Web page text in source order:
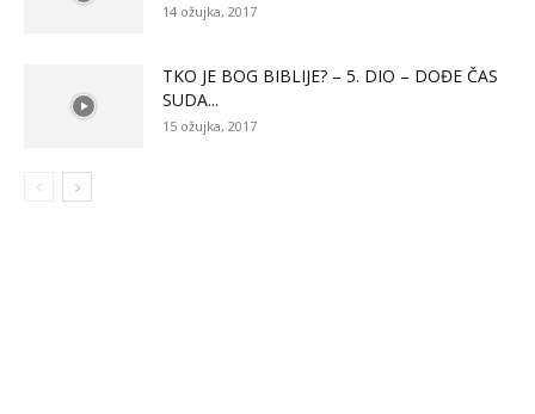
14 ožujka, 2017
TKO JE BOG BIBLIJE? – 5. DIO – DOĐE ČAS
SUDA...
15 ožujka, 2017